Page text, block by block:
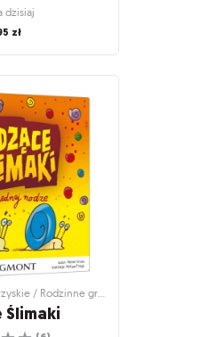
dzisiaj
zł
niż kury!
☆
☆ (5)
dzisiaj
,95zł
Gry planszowe i towarzyskie / Rodzinne gry planszowe
Ślimaki